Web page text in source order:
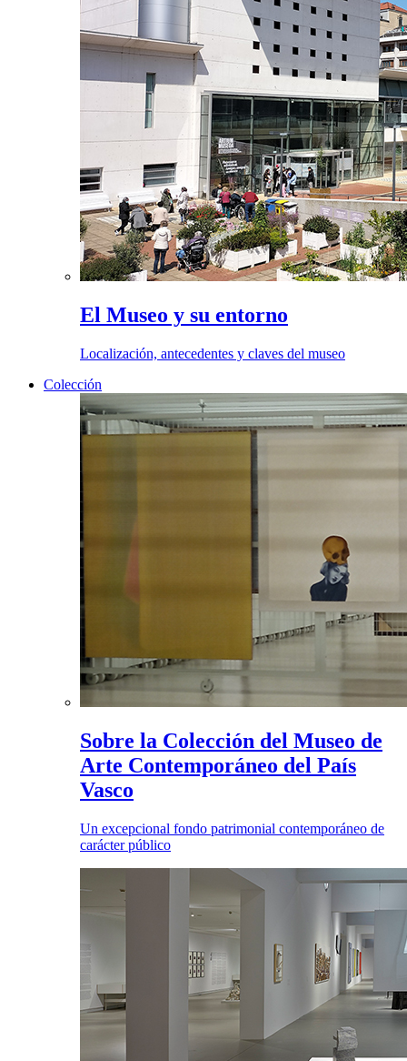
El Museo y su entorno
Localización, antecedentes y claves del museo
Colección
Sobre la Colección del Museo de
Arte Contemporáneo del País
Vasco
Un excepcional fondo patrimonial contemporáneo de
carácter público